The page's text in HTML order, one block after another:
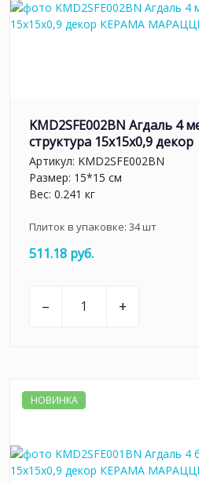
KMD2SFE002BN Агдаль 4
структура 15x15x0,9 декор
Артикул: KMD2SFE002BN
Размер: 15*15 см
Вес: 0.241 кг
Плиток в упаковке: 34шт
511.18 руб.
– +
НОВИНКА